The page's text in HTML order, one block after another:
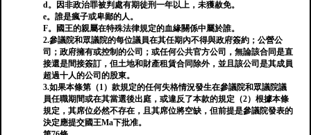
d。因非政治罪被判處有期徒刑一年以上，未獲赦免。
e。誰是瘋子或卑鄙的人。
F。國王的親屬在特殊法律規定的血緣關係中屬於誰。
2.參議院和眾議院的每位議員在其任期內不得與政府簽約；公營公
司；政府擁有或控制的公司；或任何公共官方公司，無論該合同是直
接還是間接簽訂，但土地和財產租賃合同除外，並且該公司是其成員
超過十人的公司的股東。
3.如果本條第（1）款規定的任何失格情況發生在參議院和眾議院議
員任職期間或在其當選後出庭，或違反了本款的規定（2）根據本條
規定，其席位必然不存在，且其席位將空缺，但前提是參議院發表的
決定應提交國王Ma下批准。